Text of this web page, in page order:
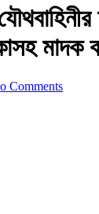
মাদক
Comments